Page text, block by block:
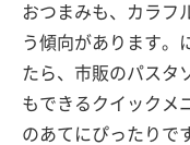
おつまみも、カラフ
う傾向があります。
たら、市販のパスタ
もできるクイックメ
のあてにぴったりで